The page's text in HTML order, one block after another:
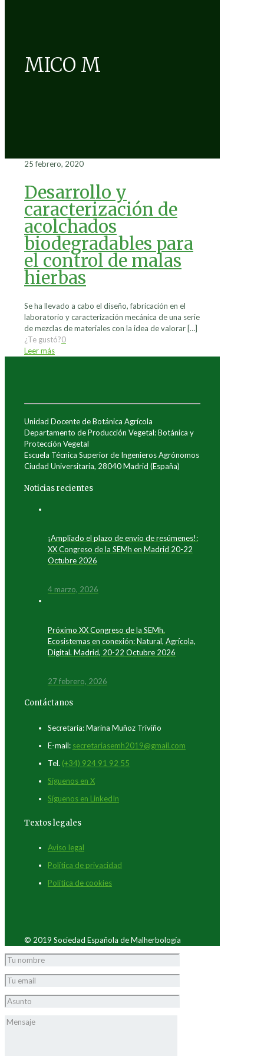
MICO M
25 febrero, 2020
Desarrollo y
caracterización de
acolchados
biodegradables para
el control de malas
hierbas
Se ha llevado a cabo el diseño, fabricación en el
laboratorio y caracterización mecánica de una serie
de mezclas de materiales con la idea de valorar […]
¿Te gustó?0
Leer más
Unidad Docente de Botánica Agrícola
Departamento de Producción Vegetal: Botánica y
Protección Vegetal
Escuela Técnica Superior de Ingenieros Agrónomos
Ciudad Universitaria, 28040 Madrid (España)
Noticias recientes
¡Ampliado el plazo de envío de resúmenes!:
XX Congreso de la SEMh en Madrid 20-22
Octubre 2026
4 marzo, 2026
Próximo XX Congreso de la SEMh.
Ecosistemas en conexión: Natural, Agrícola,
Digital. Madrid, 20-22 Octubre 2026
27 febrero, 2026
Contáctanos
Secretaría: Marina Muñoz Triviño
E-mail: secretariasemh2019@gmail.com
Tel. (+34) 924 91 92 55
Síguenos en X
Síguenos en LinkedIn
Textos legales
Aviso legal
Política de privacidad
Política de cookies
© 2019 Sociedad Española de Malherbología